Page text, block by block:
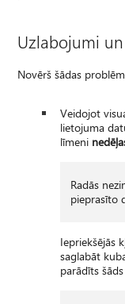
Uzlabojumi
Novērš šādas
Veidojot
lietojuma
līmeni
Radās
pieprasīto
Iepriekšējās
saglabāt
parādīts